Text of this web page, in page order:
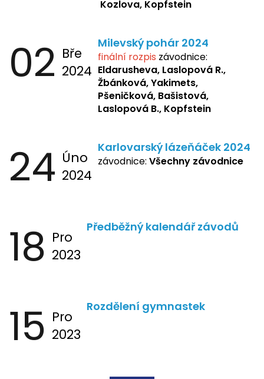
Kozlova, Kopfstein
02 Bře
2024
Milevský pohár 2024
finální rozpis závodnice:
Eldarusheva, Laslopová R.,
Žbánková, Yakimets,
Pšeničková, Bašistová,
Laslopová B., Kopfstein
24 Úno
2024
Karlovarský lázeňáček 2024
závodnice: Všechny závodnice
18 Pro
2023
Předběžný kalendář závodů
15 Pro
2023
Rozdělení gymnastek